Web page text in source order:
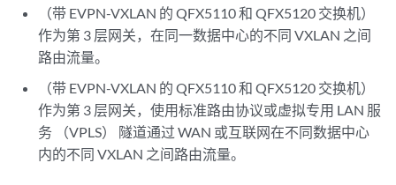
（带 EVPN-VXLAN 的 QFX5110 和 QFX5120 交换机）
作为第 3 层网关，在同一数据中心的不同 VXLAN 之间
路由流量。
（带 EVPN-VXLAN 的 QFX5110 和 QFX5120 交换机）
作为第 3 层网关，使用标准路由协议或虚拟专用 LAN 服
务 （VPLS） 隧道通过 WAN 或互联网在不同数据中心
内的不同 VXLAN 之间路由流量。